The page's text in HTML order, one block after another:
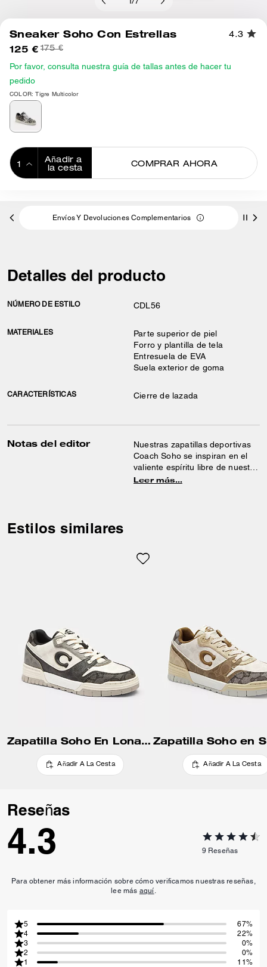
/7
Sneaker Soho Con Estrellas 4.3
125 € 175 €
Por favor, consulta nuestra guía de tallas antes de hacer tu
pedido
COLOR: Tigre Multicolor
Añadir a
la cesta
COMPRAR AHORA
Envíos Y Devoluciones Complementarios
Detalles del producto
NÚMERO DE ESTILO CDL56
MATERIALES
Parte superior de piel
Forro y plantilla de tela
Entresuela de EVA
Suela exterior de goma
CARACTERÍSTICAS Cierre de lazada
Notas del editor
Nuestras zapatillas deportivas
Coach Soho se inspiran en el
valiente espíritu libre de nuestra
ciudad natal de Nueva York y
atrevido estampado de tigre y
entresuela que contiene al
menos un 28 % de contenido
biológico, creado a través de un
proceso que utiliza fuentes
renovables en lugar de fósiles.
Su cómodo estilo se completa
con una suela exterior de goma
Leer más…
Estilos similares
Zapatilla Soho En Lona Signature Mixta
Añadir A La Cesta Añadir A La Cesta
Reseñas
4.3 9 Reseñas
Para obtener más información sobre cómo verificamos nuestras reseñas,
lee más aquí
5
67%
4
22%
3
0%
2
0%
1
11%